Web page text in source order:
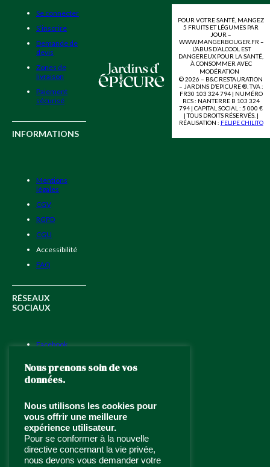
Se connecter
S’inscrire
Demande de
devis
Zones de
livraison
Paiement
sécurisé
INFORMATIONS
Mentions
légales
CGV
RGPD
CGU
Accessibilité
FAQ
RÉSEAUX
SOCIAUX
Facebook
LinkedIn
TRAITEUR ÉVÉNEMENTIEL
À PARIS ET ÎLE DE FRANCE
Traiteur haut de gamme depuis
1994,Jardins d’Épicureallie
POUR VOTRE SANTÉ, MANGEZ
5 FRUITS ET LÉGUMES PAR
JOUR –
WWW.MANGERBOUGER.FR –
L’ABUS D’ALCOOL EST
DANGEREUX POUR LA SANTÉ,
À CONSOMMER AVEC
MODÉRATION
© 2026 – B&C RESTAURATION
– JARDINS D’EPICURE ®. TVA :
FR30 103 324 794 | NUMÉRO
RCS : NANTERRE B 103 324
794 | CAPITAL SOCIAL : 5 000 €
| TOUS DROITS RÉSERVÉS. |
RÉALISATION : FELIPE CHILITO
Nous prenons soin de vos
données.
Nous utilisons les cookies pour
vous offrir une meilleure
expérience utilisateur.
Pour se conformer à la nouvelle
directive concernant la vie privée,
nous devons vous demander votre